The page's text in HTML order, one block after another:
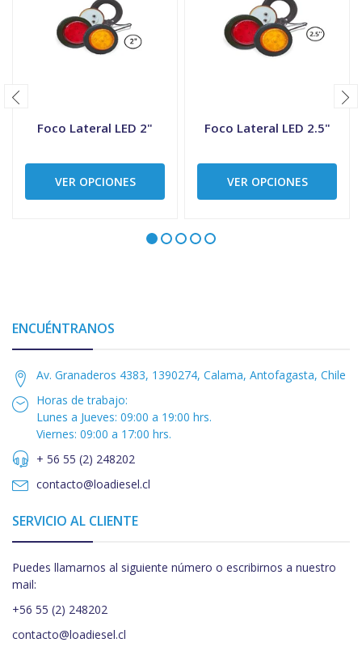
Foco Lateral LED 2"
VER OPCIONES
Foco Lateral LED 2.5"
VER OPCIONES
ENCUÉNTRANOS
Av. Granaderos 4383, 1390274, Calama, Antofagasta, Chile
Horas de trabajo:
Lunes a Jueves: 09:00 a 19:00 hrs.
Viernes: 09:00 a 17:00 hrs.
+ 56 55 (2) 248202
contacto@loadiesel.cl
SERVICIO AL CLIENTE
Puedes llamarnos al siguiente número o escribirnos a nuestro
mail:
+56 55 (2) 248202
contacto@loadiesel.cl